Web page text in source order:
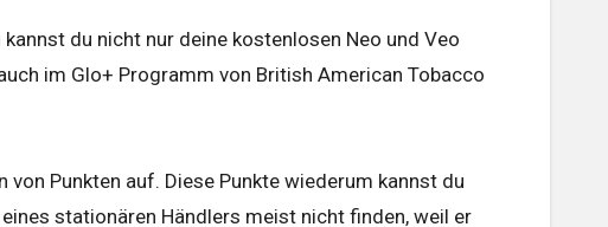
du nicht nur deine kostenlosen Neo und Veo
im Glo+ Programm von British American Tobacco
Punkten auf. Diese Punkte wiederum kannst du
stationären Händlers meist nicht finden, weil er